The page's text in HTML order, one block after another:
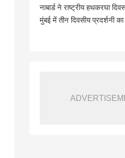
नाबार्ड ने राष्ट्रीय हथकरघा
मुंबई में तीन दिवसीय प्रदर्शनी